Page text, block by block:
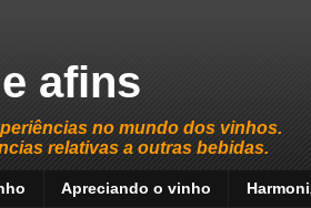
afins
no mundo dos vinhos.
relativas a outras bebidas.
Apreciando o vinho